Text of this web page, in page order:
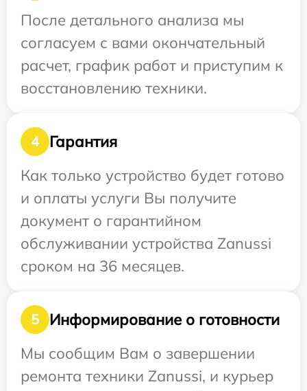
После детального анализа мы
согласуем с вами окончательный
расчет, график работ и приступим к
восстановлению техники.
4
Гарантия
Как только устройство будет готово
и оплаты услуги Вы получите
документ о гарантийном
обслуживании устройства Zanussi
сроком на 36 месяцев.
5
Информирование о готовности
Мы сообщим Вам о завершении
ремонта техники Zanussi, и курьер